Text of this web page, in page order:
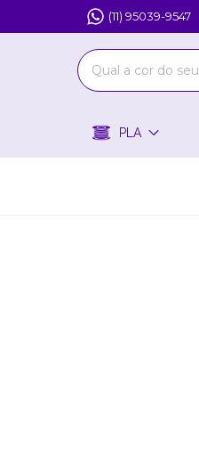
(11) 95039-9547
PLA